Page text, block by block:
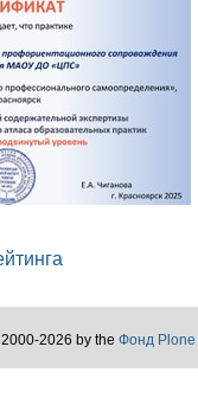
2000-2026 by theФонд Plone